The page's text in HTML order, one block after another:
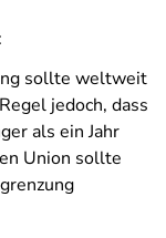
sollte weltweit
jedoch, dass
als ein Jahr
Union sollte